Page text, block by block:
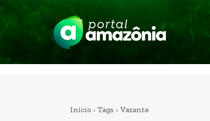
Início Tags Vazante